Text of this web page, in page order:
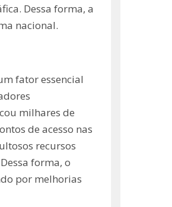
Dessa forma, a
nacional.
fator essencial
milhares de
de acesso nas
recursos
forma, o
por melhorias